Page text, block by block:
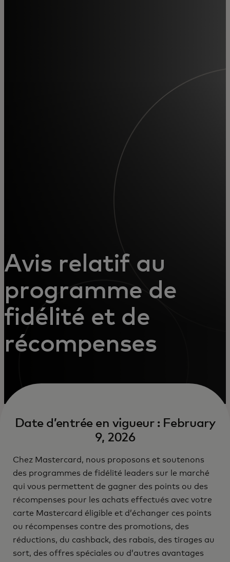
Actualités et tendances
Avis relatif au
programme de
fidélité et de
récompenses
Date d’entrée en vigueur : February
9, 2026
Chez Mastercard, nous proposons et soutenons
des programmes de fidélité leaders sur le marché
qui vous permettent de gagner des points ou des
récompenses pour les achats effectués avec votre
carte Mastercard éligible et d’échanger ces points
ou récompenses contre des promotions, des
réductions, du cashback, des rabais, des tirages au
sort, des offres spéciales ou d’autres avantages